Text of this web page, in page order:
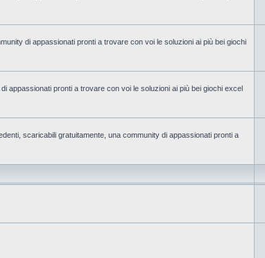
di appassionati pronti a trovare con voi le soluzioni ai più bei giochi
appassionati pronti a trovare con voi le soluzioni ai più bei giochi excel
scaricabili gratuitamente, una community di appassionati pronti a